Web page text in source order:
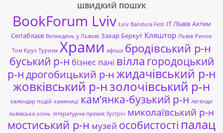
ШВИДКИЙ ПОШУК
BookForum Lviv Lviv Bandura Fest ІТ ЛЬвів Ахтем
Сеітаблаєв Великдень у Львові Захар Беркут Кляштор Львів Ринок
Том Круз Туризм Храми афіша бродівський р-н
буський р-н бізнес пані вілла городоцький
р-ндрогобицький р-н жидачівський р-н
жовківський р-нзолочівський р-н
календар подій камяниці кам’янка-бузький р-н легенди
львівська осінь літературна премія Зустріч миколаївський р-н
мостиський р-н музей особистості палац